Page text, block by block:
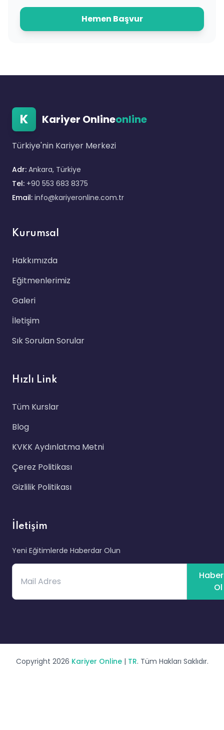
Hemen Başvur
K Kariyer Onlineonline
Türkiye'nin Kariyer Merkezi
Adr: Ankara, Türkiye
Tel: +90 553 683 8375
Email: info@kariyeronline.com.tr
Kurumsal
Hakkımızda
Eğitmenlerimiz
Galeri
İletişim
Sık Sorulan Sorular
Hızlı Link
Tüm Kurslar
Blog
KVKK Aydınlatma Metni
Çerez Politikası
Gizlilik Politikası
İletişim
Yeni Eğitimlerde Haberdar Olun
Ol
Copyright 2026 Kariyer Online| TR. Tüm Hakları Saklıdır.